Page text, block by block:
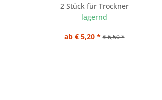
2 Stück für Trockner
lagernd
ab € 5,20 * € 6,50 *